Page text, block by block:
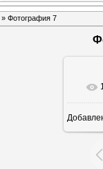
» Фотография 7